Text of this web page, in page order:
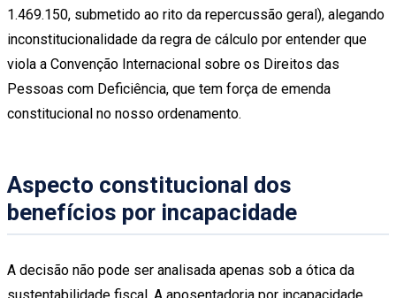
1.469.150, submetido ao rito da repercussão geral), alegando
inconstitucionalidade da regra de cálculo por entender que
viola a Convenção Internacional sobre os Direitos das
Pessoas com Deficiência, que tem força de emenda
constitucional no nosso ordenamento.
Aspecto constitucional dos
benefícios por incapacidade
A decisão não pode ser analisada apenas sob a ótica da